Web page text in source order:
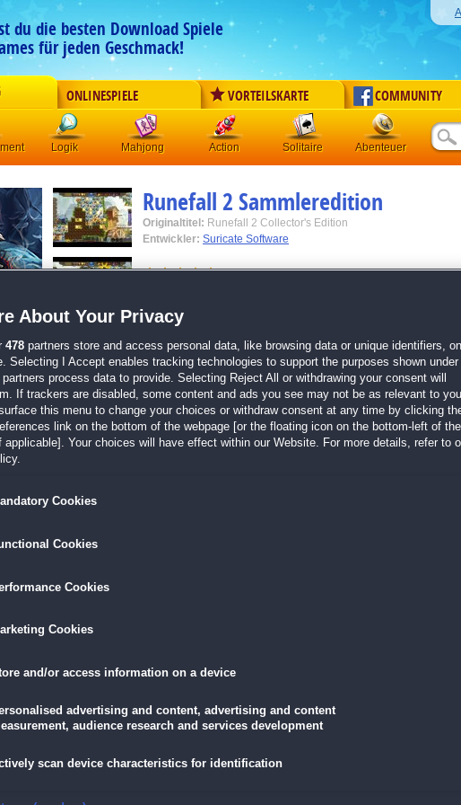
du die besten Download Spiele
für jeden Geschmack!
ONLINESPIELE VORTEILSKARTE COMMUNITY
Logik Mahjong Action Solitaire Abenteuer
Runefall 2 Sammleredition
Originaltitel: Runefall 2 Collector's Edition
Entwickler: Suricate Software
3-Gewinnt
Power-Ups, Upgrades, Boni und mehr
Tolle Grafiken und ein großartiger Soundtrack
Spiele jetzt die Fortsetzung von Runefall: Die Tribute von
Exklusives Bonuskapitel
Handbuch mit Tipps und Tricks
und
Lade dir das Spiel jetzt herunter und
Runen zurück!
dir gehört: Die mächtigen Runen, die du im Schweiße deines Angesichts
zusammentrommeln und alles für eine abenteuerliche
wenn du deinen Schatz retten willst! Gelingt es dir, alle Level zu meistern und
Für
About Your Privacy
478 partners store and access personal data, like browsing data or unique identifiers, on
Selecting I Accept enables tracking technologies to support the purposes shown under
process data to provide. Selecting Reject All or withdrawing your consent will
If trackers are disabled, some content and ads you see may not be as relevant to
this menu to change your choices or withdraw consent at any time by clicking
link on the bottom of the webpage [or the floating icon on the bottom-left of the
applicable]. Your choices will have effect within our Website. For more details, refer to
Cookies
Cookies
Cookies
Cookies
and/or access information on a device
advertising and content, advertising and content
audience research and services development
scan device characteristics for identification